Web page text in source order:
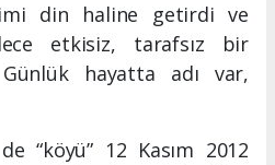
din haline getirdi ve
etkisiz, tarafsız bir
hayatta adı var,
“köyü” 12 Kasım 2012